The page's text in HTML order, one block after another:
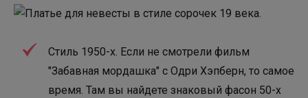
Стиль 1950-х. Если не смотрели фильм
"Забавная мордашка" с Одри Хэпберн, то самое
время. Там вы найдете знаковый фасон 50-х